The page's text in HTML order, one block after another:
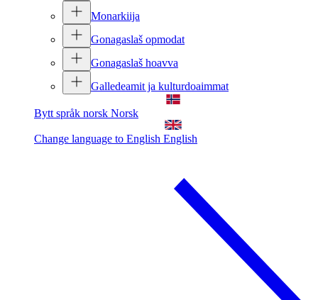
Monarkiija
Gonagaslaš opmodat
Gonagaslaš hoavva
Galledeamit ja kulturdoaimmat
Bytt språk norsk Norsk
Change language to English English